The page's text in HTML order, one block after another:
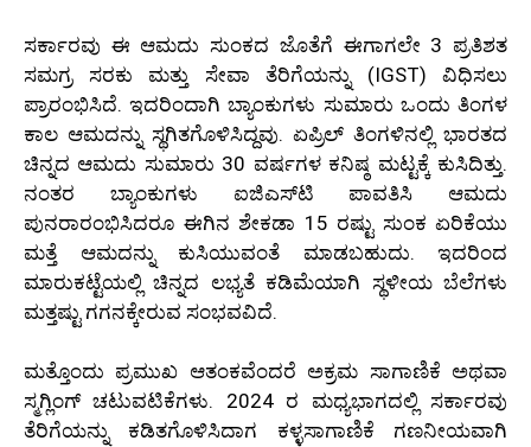
ಸರ್ಕಾರವು ಈ ಆಮದು ಸುಂಕದ ಜೊತೆಗೆ ಈಗಾಗಲೇ 3 ಪ್ರತಿಶತ
ಸಮಗ್ರ ಸರಕು ಮತ್ತು ಸೇವಾ ತೆರಿಗೆಯನ್ನು (IGST) ವಿಧಿಸಲು
ಪ್ರಾರಂಭಿಸಿದೆ. ಇದರಿಂದಾಗಿ ಬ್ಯಾಂಕುಗಳು ಸುಮಾರು ಒಂದು ತಿಂಗಳ
ಕಾಲ ಆಮದನ್ನು ಸ್ಥಗಿತಗೊಳಿಸಿದ್ದವು. ಏಪ್ರಿಲ್ ತಿಂಗಳಿನಲ್ಲಿ ಭಾರತದ
ಚಿನ್ನದ ಆಮದು ಸುಮಾರು 30 ವರ್ಷಗಳ ಕನಿಷ್ಠ ಮಟ್ಟಕ್ಕೆ ಕುಸಿದಿತ್ತು.
ನಂತರ ಬ್ಯಾಂಕುಗಳು ಐಜಿಎಸ್‌ಟಿ ಪಾವತಿಸಿ ಆಮದು
ಪುನರಾರಂಭಿಸಿದರೂ ಈಗಿನ ಶೇಕಡಾ 15 ರಷ್ಟು ಸುಂಕ ಏರಿಕೆಯು
ಮತ್ತೆ ಆಮದನ್ನು ಕುಸಿಯುವಂತೆ ಮಾಡಬಹುದು. ಇದರಿಂದ
ಮಾರುಕಟ್ಟೆಯಲ್ಲಿ ಚಿನ್ನದ ಲಭ್ಯತೆ ಕಡಿಮೆಯಾಗಿ ಸ್ಥಳೀಯ ಬೆಲೆಗಳು
ಮತ್ತಷ್ಟು ಗಗನಕ್ಕೇರುವ ಸಂಭವವಿದೆ.
ಮತ್ತೊಂದು ಪ್ರಮುಖ ಆತಂಕವೆಂದರೆ ಅಕ್ರಮ ಸಾಗಾಣಿಕೆ ಅಥವಾ
ಸ್ಮಗ್ಲಿಂಗ್ ಚಟುವಟಿಕೆಗಳು. 2024 ರ ಮಧ್ಯಭಾಗದಲ್ಲಿ ಸರ್ಕಾರವು
ತೆರಿಗೆಯನ್ನು ಕಡಿತಗೊಳಿಸಿದಾಗ ಕಳ್ಳಸಾಗಾಣಿಕೆ ಗಣನೀಯವಾಗಿ